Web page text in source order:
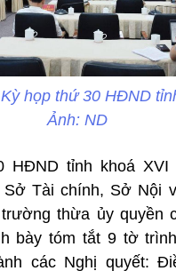
họp thứ 30 HĐND
Ảnh: ND
HĐND tỉnh khoá
Sở Tài chính, Sở Nội
thừa ủy quyền
bày tóm tắt 9 tờ
các Nghị quyết: